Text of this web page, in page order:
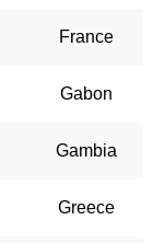
France
Gabon
Gambia
Greece